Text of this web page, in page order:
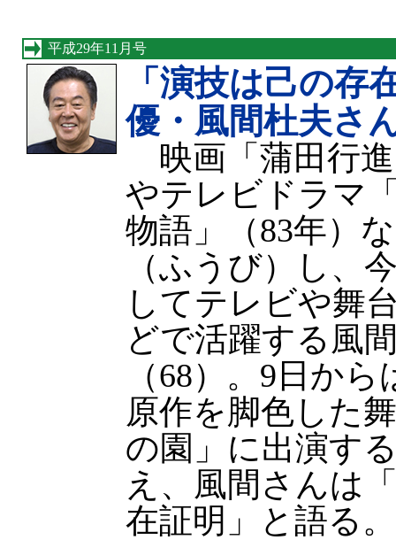
平成29年11月号
「演技は己の存
優・風間杜夫さ
映画「蒲田行進
やテレビドラマ
物語」（83年）
（ふうび）し、
してテレビや舞
どで活躍する風
（68）。9日か
原作を脚色した
の園」に出演す
え、風間さんは
在証明」と語る。